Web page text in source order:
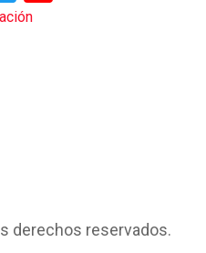
derechos reservados.